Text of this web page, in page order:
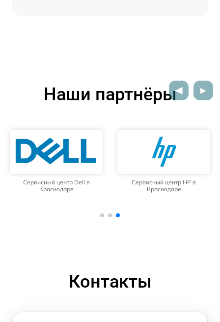
Наши партнёры
Сервисный центр Dell в
Краснодаре
Сервисный центр HP в
Краснодаре
Контакты